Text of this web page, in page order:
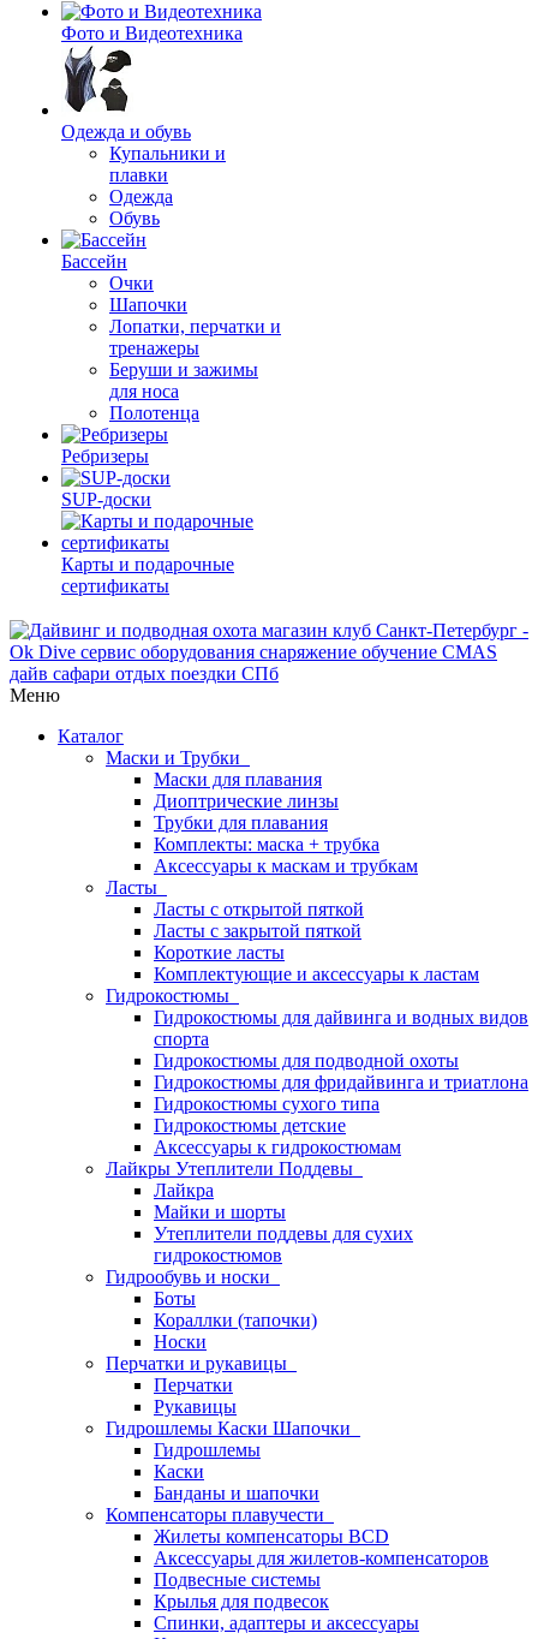
Фото и Видеотехника
Одежда и обувь
Купальники и
плавки
Одежда
Обувь
Бассейн
Очки
Шапочки
Лопатки, перчатки и
тренажеры
Беруши и зажимы
для носа
Полотенца
Ребризеры
SUP-доски
Карты и подарочные
сертификаты
Меню
Каталог
Маски и Трубки
Маски для плавания
Диоптрические линзы
Трубки для плавания
Комплекты: маска + трубка
Аксессуары к маскам и трубкам
Ласты
Ласты с открытой пяткой
Ласты с закрытой пяткой
Короткие ласты
Комплектующие и аксессуары к ластам
Гидрокостюмы
Гидрокостюмы для дайвинга и водных видов
спорта
Гидрокостюмы для подводной охоты
Гидрокостюмы для фридайвинга и триатлона
Гидрокостюмы сухого типа
Гидрокостюмы детские
Аксессуары к гидрокостюмам
Лайкры Утеплители Поддевы
Лайкра
Майки и шорты
Утеплители поддевы для сухих
гидрокостюмов
Гидрообувь и носки
Боты
Кораллки (тапочки)
Носки
Перчатки и рукавицы
Перчатки
Рукавицы
Гидрошлемы Каски Шапочки
Гидрошлемы
Каски
Банданы и шапочки
Компенсаторы плавучести
Жилеты компенсаторы BCD
Аксессуары для жилетов-компенсаторов
Подвесные системы
Крылья для подвесок
Спинки, адаптеры и аксессуары